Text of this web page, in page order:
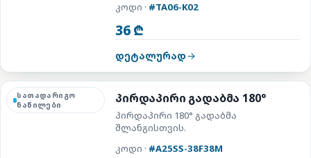
კოდი · #TA06-K02
36 ₾
დეტალურად
სათადარიგო
ნაწილები
პირდაპირი გადაბმა 180°
პირდაპირი 180° გადაბმა
შლანგისთვის.
კოდი · #A25SS-38F38M